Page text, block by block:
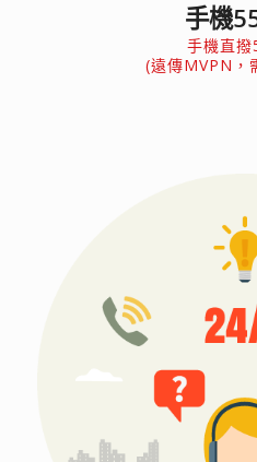
手機
手機直
(遠傳MVPN